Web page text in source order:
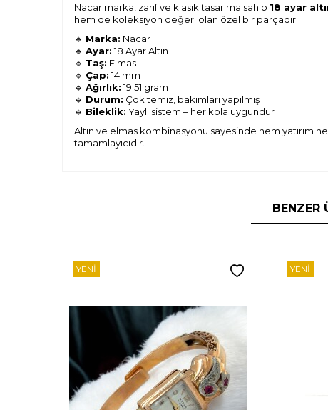
Nacar marka, zarif ve klasik tasarıma sahip 18 ayar
hem de koleksiyon değeri olan özel bir parçadır.
🔹 Marka: Nacar
🔹 Ayar:18 Ayar Altın
🔹 Taş: Elmas
🔹 Çap:14 mm
🔹 Ağırlık:19.51 gram
🔹 Durum: Çok temiz, bakımları yapılmış
🔹 Bileklik: Yaylı sistem – her kola uygundur
Altın ve elmas kombinasyonu sayesinde hem yatırım
tamamlayıcıdır.
BENZER
YENI YENI